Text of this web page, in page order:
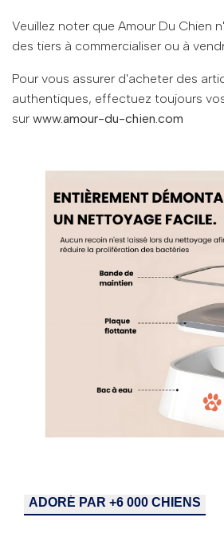
Veuillez noter que Amour Du Chien
des tiers à commercialiser ou à
Pour vous assurer d'acheter des
authentiques, effectuez toujours
sur www.amour-du-chien.com
ADORÉ PAR +6 000 CHIENS